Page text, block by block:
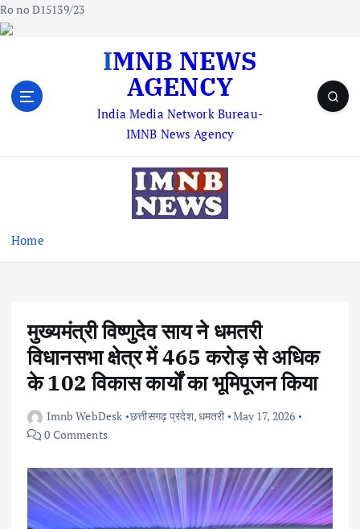
Ro no D15139/23
IMNB NEWS
AGENCY
lndia Media Network Bureau-
IMNB News Agency
Home
मुख्यमंत्री विष्णुदेव साय ने धमतरी
विधानसभा क्षेत्र में 465 करोड़ से अधिक
के 102 विकास कार्यों का भूमिपूजन किया
Imnb WebDesk छत्तीसगढ़ प्रदेश,धमतरी May 17, 2026
0 Comments